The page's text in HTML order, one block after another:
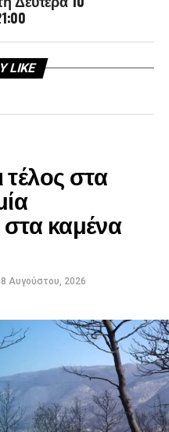
LIKE
τέλος στα
καμένα
8 Αυγούστου, 2026